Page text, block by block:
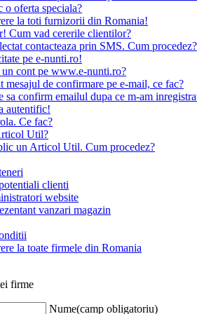
oferta speciala?
la toti furnizorii din Romania!
Cum vad cererile clientilor?
contacteaza prin SMS. Cum procedez?
pe e-nunti.ro!
cont pe www.e-nunti.ro?
mesajul de confirmare pe e-mail, ce fac?
sa confirm emailul dupa ce m-am
autentific!
Ce fac?
Util?
un Articol Util. Cum procedez?
clienti
website
vanzari magazin
la toate firmele din Romania
firme
Nume(camp obligatoriu)